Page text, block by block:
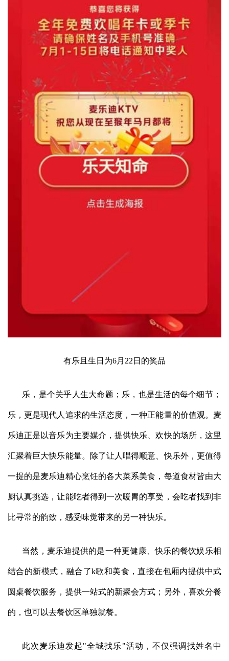
有乐且生日为6月22日的奖品
乐，是个关乎人生大命题；乐，也是生活的每个细节；
乐，更是现代人追求的生活态度，一种正能量的价值观。麦
乐迪正是以音乐为主要媒介，提供快乐、欢快的场所，这里
汇聚着巨大快乐能量。除了让人唱得顺意、快乐外，更值得
一提的是麦乐迪精心烹饪的各大菜系美食，每道食材皆由大
厨认真挑选，让能吃者得到一次暖胃的享受，会吃者找到非
比寻常的韵致，感受味觉带来的另一种快乐。
当然，麦乐迪提供的是一种更健康、快乐的餐饮娱乐相
结合的新模式，融合了k歌和美食，直接在包厢内提供中式
圆桌餐饮服务，提供一站式的新聚会方式；另外，喜欢分餐
的，也可以去餐饮区单独就餐。
此次麦乐迪发起"全城找乐"活动，不仅强调找姓名中